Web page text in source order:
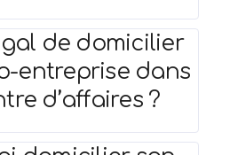
de domicilier
entreprise dans
d’affaires ?